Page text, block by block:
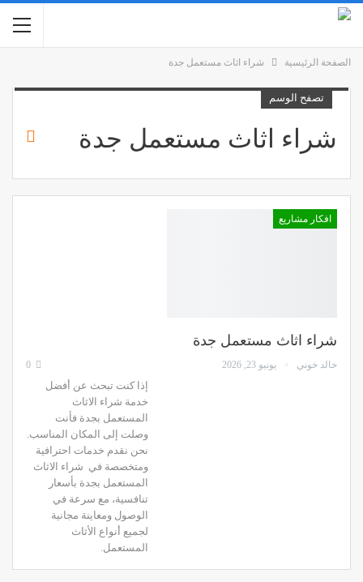
الصفحة الرئيسية شراء اثاث مستعمل جدة
تصفح الوسم
شراء اثاث مستعمل جدة
افكار مشاريع
شراء اثاث مستعمل جدة
خالد خوني يونيو 23, 2026
إذا كنت تبحث عن أفضل
خدمة شراء الاثاث
المستعمل بجدة فأنت
وصلت إلى المكان المناسب.
نحن نقدم خدمات احترافية
ومتخصصة في شراء الاثاث
المستعمل بجدة بأسعار
تنافسية، مع سرعة في
الوصول ومعاينة مجانية
لجميع أنواع الأثاث
المستعمل.